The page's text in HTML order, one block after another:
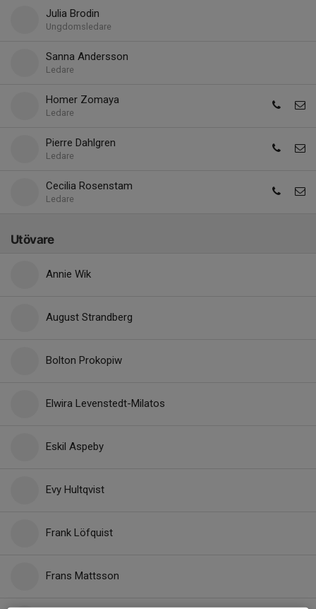
Julia Brodin
Ungdomsledare
Sanna Andersson
Ledare
Homer Zomaya
Ledare
Pierre Dahlgren
Ledare
Cecilia Rosenstam
Ledare
Utövare
Annie Wik
August Strandberg
Bolton Prokopiw
Elwira Levenstedt-Milatos
Eskil Aspeby
Evy Hultqvist
Frank Löfquist
Frans Mattsson